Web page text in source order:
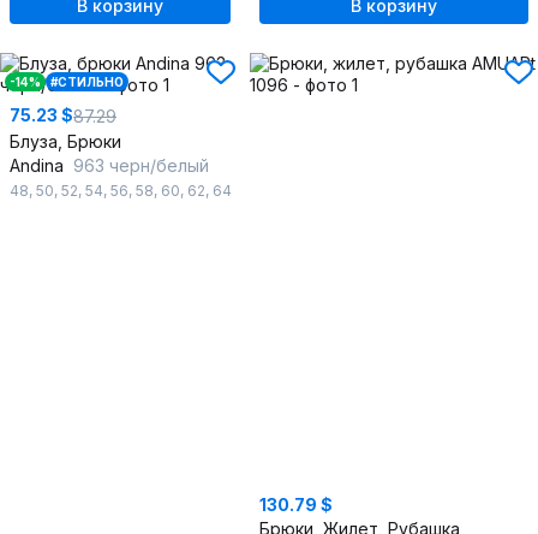
В корзину В корзину
-14% #СТИЛЬНО
75.23 $87.29
Блуза, Брюки
Andina 963 черн/белый
48, 50, 52, 54, 56, 58, 60, 62, 64
130.79 $
Брюки, Жилет, Рубашка